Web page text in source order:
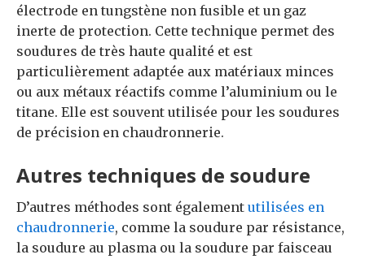
électrode en tungstène non fusible et un gaz
inerte de protection. Cette technique permet des
soudures de très haute qualité et est
particulièrement adaptée aux matériaux minces
ou aux métaux réactifs comme l’aluminium ou le
titane. Elle est souvent utilisée pour les soudures
de précision en chaudronnerie.
Autres techniques de soudure
D’autres méthodes sont également utilisées en
chaudronnerie, comme la soudure par résistance,
la soudure au plasma ou la soudure par faisceau